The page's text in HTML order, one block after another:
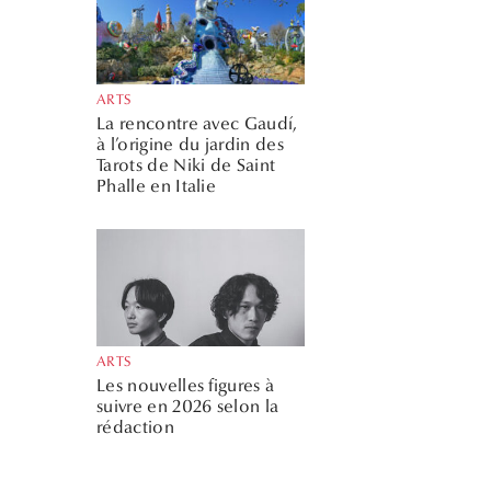
ARTS
La rencontre avec Gaudí,
à l’origine du jardin des
Tarots de Niki de Saint
Phalle en Italie
ARTS
Les nouvelles figures à
suivre en 2026 selon la
rédaction